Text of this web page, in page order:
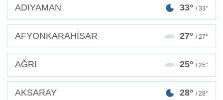
ADIYAMAN 33° / 33°
AFYONKARAHİSAR 27° / 27°
AĞRI 25° / 25°
AKSARAY 28° / 28°